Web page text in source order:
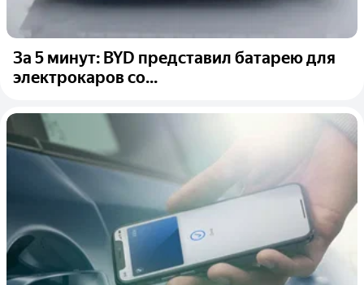
За 5 минут: BYD представил батарею для
электрокаров со...